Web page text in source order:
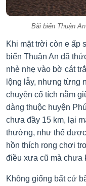
Bãi biển Thuận
Khi mặt trời còn e ấp
biển Thuận An đã
nhè nhẹ vào bờ cát
lộng lẫy, nhưng từng
chuyện cổ tích nằm
dàng thuộc huyện
chưa đầy 15 km, lại
thường, như thể
hồn thích rong chơi
điều xưa cũ mà chưa
Không giống bất cứ